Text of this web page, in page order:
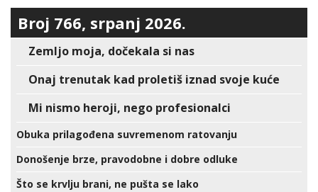
Broj 766, srpanj 2026.
Zemljo moja, dočekala si nas
Onaj trenutak kad proletiš iznad svoje kuće
Mi nismo heroji, nego profesionalci
Obuka prilagođena suvremenom ratovanju
Donošenje brze, pravodobne i dobre odluke
Što se krvlju brani, ne pušta se lako